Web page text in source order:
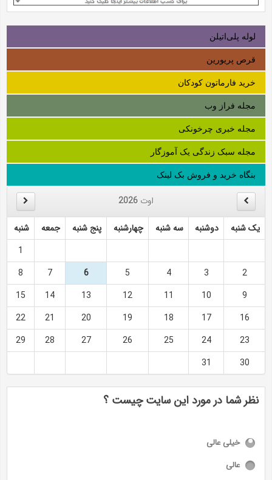
لوله‌ پلی‌اتیلن
قرص پریورین
خرید فارماتون کودکان
مجله فراز وب
مجله خبری چرخونکی
مجله سبک زندگی یک آموزگار
بنگاه خرید و فروش بک لینک
اوت 2026
یک شنبه دوشنبه سه شنبه چهارشنبه پنج شنبه جمعه
شنبه
1
2
3
4
5
6
7
8
9
10
11
12
13
14
15
16
17
18
19
20
21
22
23
24
25
26
27
28
29
30
31
نظر شما در مورد این سایت چیست ؟
خیلی عالی
عالی